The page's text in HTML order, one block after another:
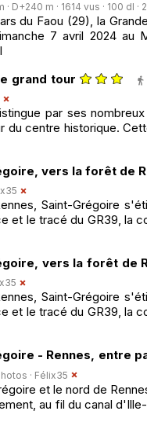
D+240 m · 1614 vus · 100 dl ·
du Faou (29), la
7 avril 2024 au
grand tour
par ses
du centre historique.
vers la forêt de
Saint-Grégoire
et le tracé du GR39, la
vers la forêt de
Saint-Grégoire
et le tracé du GR39, la
- Rennes, entre
· Félix35
et le nord de
au fil du canal